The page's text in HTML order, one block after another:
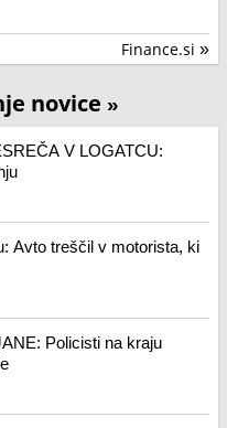
Finance.si »
novice »
V LOGATCU:
Avto treščil v motorista, ki
Policisti na kraju